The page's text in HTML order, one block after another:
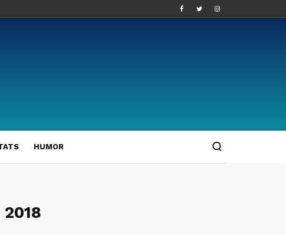
HUMOR